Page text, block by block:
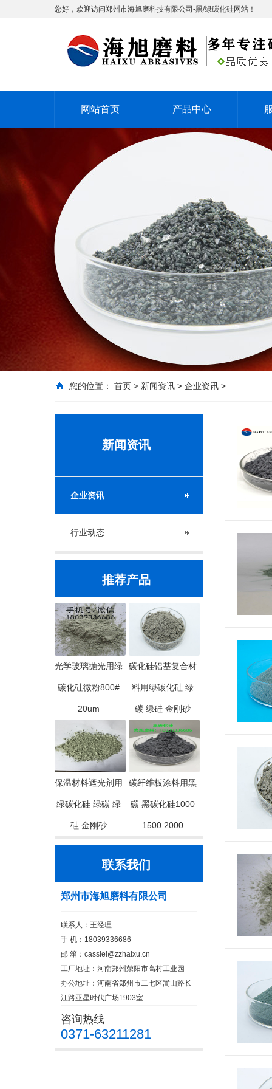
您好，欢迎访问郑州市海旭磨料技有限公司-黑/绿碳化硅网站！
网站首页 产品中心
您的位置： 首页 > 新闻资讯 > 企业资讯 >
新闻资讯
企业资讯
行业动态
推荐产品
光学玻璃抛光用绿
碳化硅微粉800#
20um
碳化硅铝基复合材
料用绿碳化硅 绿
碳 绿硅 金刚砂
保温材料遮光剂用
绿碳化硅 绿碳 绿
硅 金刚砂
碳纤维板涂料用黑
碳 黑碳化硅1000
1500 2000
联系我们
郑州市海旭磨料有限公司
联系人：王经理
手 机：18039336686
邮 箱：cassiel@zzhaixu.cn
工厂地址：河南郑州荥阳市高村工业园
办公地址：河南省郑州市二七区嵩山路长
江路亚星时代广场1903室
咨询热线
0371-63211281